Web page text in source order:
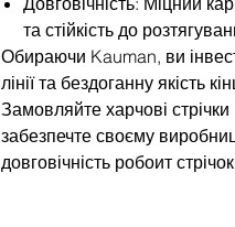
та стійкість до
Обираючи Kauman, ви
лінії та бездоганну якість
Замовляйте харчові
забезпечте своєму
довговічність робоит